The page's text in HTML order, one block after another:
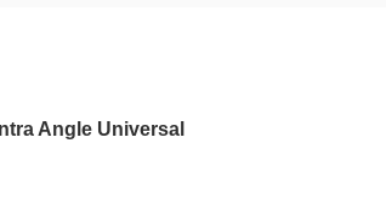
Angle Universal